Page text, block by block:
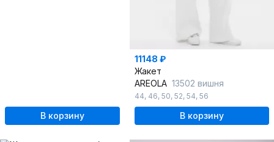
В корзину
11148 ₽
Жакет
AREOLA 13502 вишня
44, 46, 50, 52, 54, 56
В корзину